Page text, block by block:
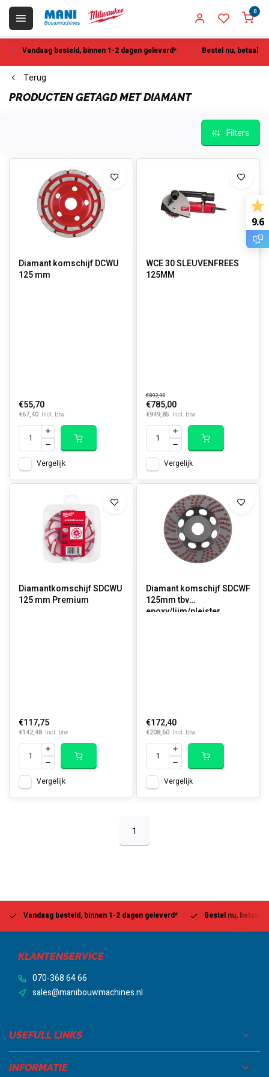
0
Vandaag besteld, binnen 1-2 dagen geleverd* Bestel nu, betaal
Terug
PRODUCTEN GETAGD MET DIAMANT
Filters
Diamant komschijf DCWU
125 mm
€55,70
€67,40 Incl. btw
Vergelijk
WCE 30 SLEUVENFREES
125MM
€892,90
€785,00
€949,85 Incl. btw
Vergelijk
Diamantkomschijf SDCWU
125 mm Premium
€117,75
€142,48 Incl. btw
Vergelijk
Diamant komschijf SDCWF
125mm tbv
epoxy/lijm/pleister
€172,40
€208,60 Incl. btw
Vergelijk
1
Vandaag besteld, binnen 1-2 dagen geleverd* Bestel nu, betaal
KLANTENSERVICE
070-368 64 66
sales@manibouwmachines.nl
USEFULL LINKS
INFORMATIE
9.6